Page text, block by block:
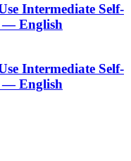
Intermediate Self-
— English
Intermediate Self-
— English